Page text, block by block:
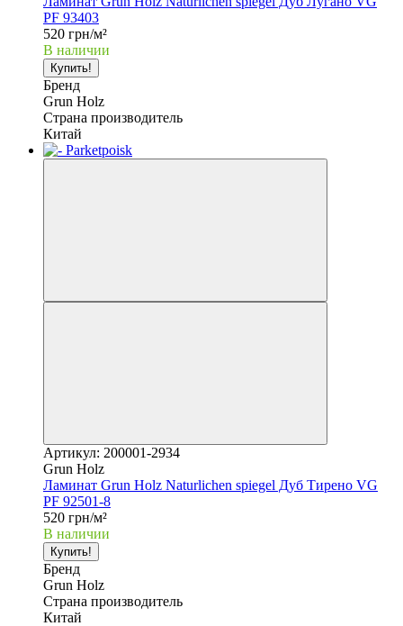
PF 93403
520 грн/м²
В наличии
Купить!
Бренд
Grun Holz
Страна производитель
Китай
Артикул: 200001-2934
Grun Holz
Ламинат Grun Holz Naturlichen spiegel Дуб Тирено VG
PF 92501-8
520 грн/м²
В наличии
Купить!
Бренд
Grun Holz
Страна производитель
Китай